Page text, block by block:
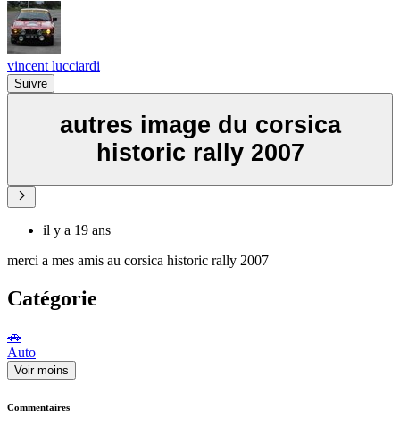
vincent lucciardi
Suivre
autres image du corsica
historic rally 2007
il y a 19 ans
merci a mes amis au corsica historic rally 2007
Catégorie
🚗
Auto
Voir moins
Commentaires